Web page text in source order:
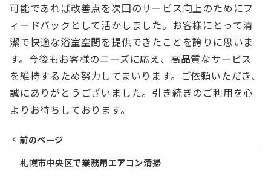
可能であれば改善点を次回のサービス向上のためにフ
ィードバックとして活かしました。お客様にとって清
潔で快適な浴室空間を提供できたことを誇りに思いま
す。今後もお客様のニーズに応え、高品質なサービス
を維持するため努力してまいります。ご依頼いただき、
誠にありがとうございました。引き続きのご利用を心
よりお待ちしております。
投
前のページ
札幌市中央区で業務用エアコン清掃